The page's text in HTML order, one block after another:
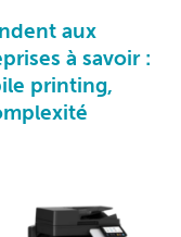
aux
à savoir :
printing,